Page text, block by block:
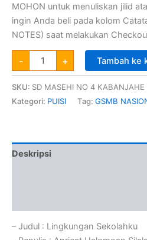
MOHON untuk menuliskan jilid
ingin Anda beli pada kolom
NOTES) saat melakukan
- + Tambah ke
SKU: SD MASEHI NO 4
Kategori: PUISI Tag: GSMB
Deskripsi
– Judul : Lingkungan Sekolahku